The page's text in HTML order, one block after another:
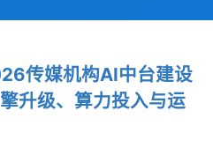
传媒机构AI中台建设
升级、算力投入与运